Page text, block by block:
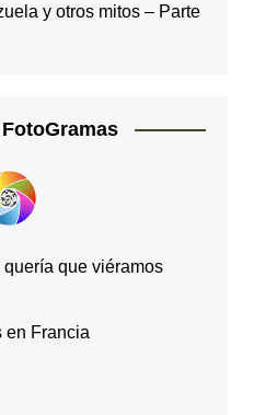
y otros mitos – Parte
que viéramos
en Francia